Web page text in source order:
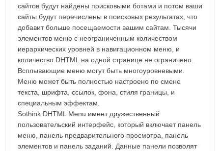
сайтов будут найдены поисковыми ботами и потом ваши
сайты будут перечислены в поисковых результатах, что
добавит больше посещаемости вашим сайтам. Тысячи
элементов меню с неограниченным количеством
иерархических уровней в навигационном меню, и
количество DHTML на одной странице не ограничено.
Всплывающие меню могут быть многоуровневыми.
Меню может быть полностью настроено по смене
текста, шрифта, ссылок, фона, стиля границы, и
специальным эффектам.
Sothink DHTML Menu имеет дружественный
пользовательский интерфейс, который включает панель
меню, панель предварительного просмотра, панель
элементов и панель заданий. Данные панели позволят